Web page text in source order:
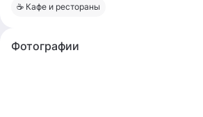
☕️ Кафе и рестораны
Фотографии